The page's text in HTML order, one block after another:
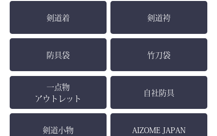
剣道着 剣道袴
防具袋 竹刀袋
一点物
アウトレット
自社防具
剣道小物 AIZOME JAPAN